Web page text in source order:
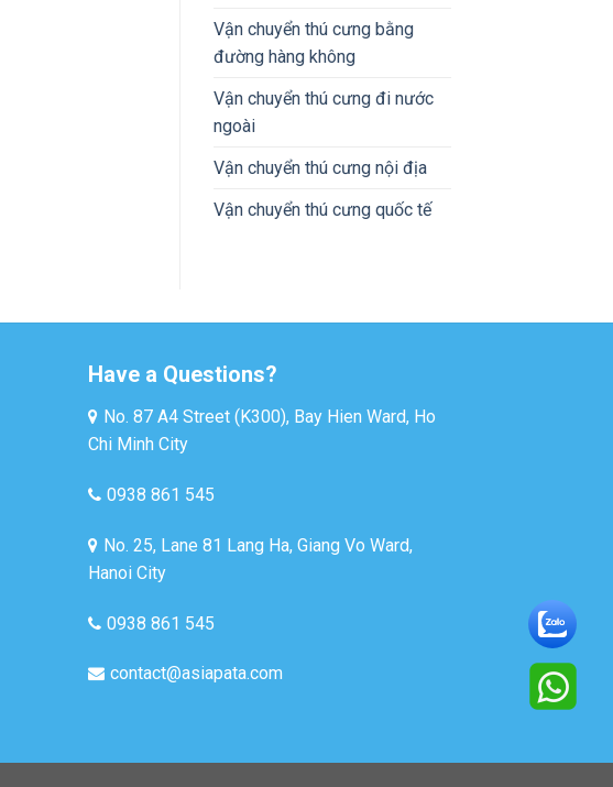
Vận chuyển thú cưng bằng
đường hàng không
Vận chuyển thú cưng đi nước
ngoài
Vận chuyển thú cưng nội địa
Vận chuyển thú cưng quốc tế
Have a Questions?
No. 87 A4 Street (K300), Bay Hien Ward, Ho
Chi Minh City
0938 861 545
No. 25, Lane 81 Lang Ha, Giang Vo Ward,
Hanoi City
0938 861 545
contact@asiapata.com